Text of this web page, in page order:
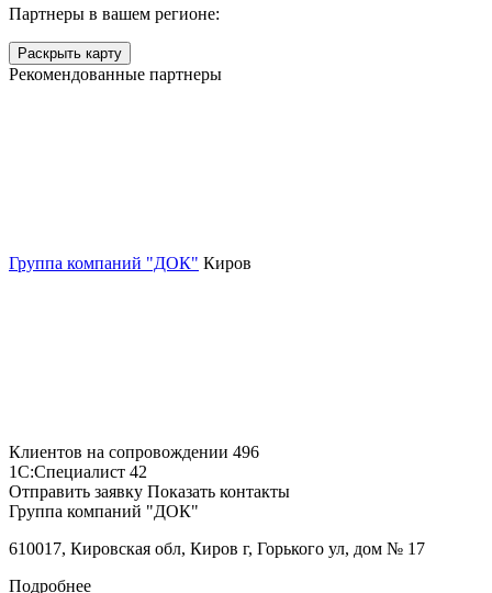
Партнеры в вашем регионе:
Раскрыть карту
Рекомендованные партнеры
Группа компаний "ДОК" Киров
Клиентов на сопровождении 496
1С:Специалист 42
Отправить заявку Показать контакты
Группа компаний "ДОК"
610017, Кировская обл, Киров г, Горького ул, дом № 17
Подробнее